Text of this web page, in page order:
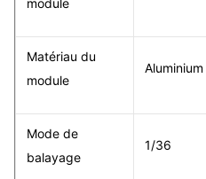
module
Matériau du
module
Mode de
balayage
1/36